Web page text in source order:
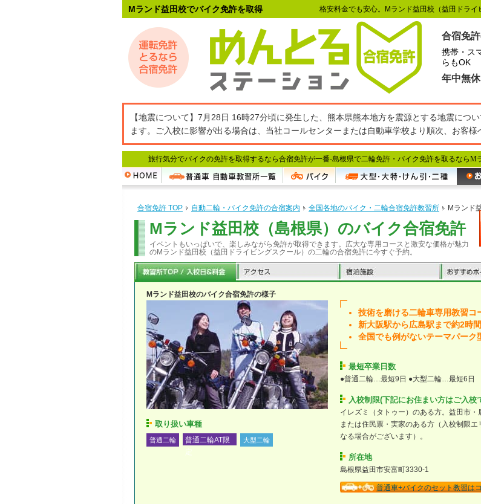
Mランド益田校でバイク免許を取得 格安料金でも安心。Mランド益田校（益田ドラ
合宿免
携帯・ス
らもOK
年中無
【地震について】7月28日 16時27分頃に発生した、熊本県熊本地方を震源とする地震につ
ます。ご入校に影響が出る場合は、当社コールセンターまたは自動車学校より順次、お客様
旅行気分でバイクの免許を取得するなら合宿免許が一番-島根県で二輪免許・バイク免許を取るならM
合宿免許 TOP 自動二輪・バイク免許の合宿案内 全国各地のバイク・二輪合宿免許教習所 Mランド
Mランド益田校（島根県）のバイク合宿免許
イベントもいっぱいで、楽しみながら免許が取得できます。広大な専用コースと激安な価格が魅力
のMランド益田校（益田ドライビングスクール）の二輪の合宿免許に今すぐ予約。
Mランド益田校のバイク合宿免許の様子
取り扱い車種
普通二輪
普通二輪AT限
定
大型二輪
技術を磨ける二輪車専用教習コ
新大阪駅から広島駅まで約2時間
全国でも例がないテーマパーク
最短卒業日数
●普通二輪…最短9日 ●大型二輪…最短6日
入校制限(下記にお住まい方はご入校
イレズミ（タトゥー）のある方。益田市・
または住民票・実家のある方（入校制限エ
なる場合がございます）。
所在地
島根県益田市安富町3330-1
普通車+バイクのセット教習は